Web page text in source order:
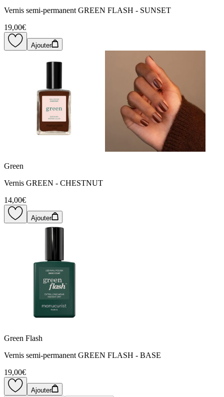
Vernis semi-permanent GREEN FLASH - SUNSET
19,00€
Ajouter
Green
Vernis GREEN - CHESTNUT
14,00€
Ajouter
Green Flash
Vernis semi-permanent GREEN FLASH - BASE
19,00€
Ajouter